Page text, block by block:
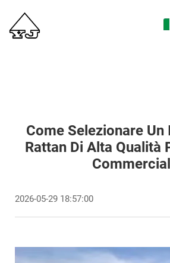
Come Selezionare
Rattan Di Alta Qualità
2026-05-29 18:57:00